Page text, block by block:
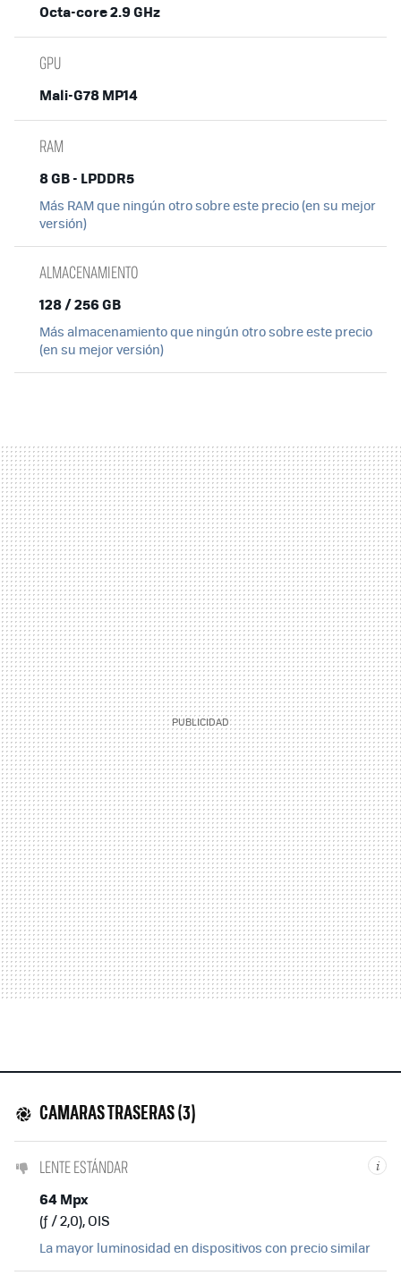
Octa-core 2.9 GHz
GPU
Mali-G78 MP14
RAM
8 GB - LPDDR5
Más RAM que ningún otro sobre este precio (en su mejor
versión)
ALMACENAMIENTO
128 / 256 GB
Más almacenamiento que ningún otro sobre este precio
(en su mejor versión)
CAMARAS TRASERAS (3)
i
LENTE ESTÁNDAR
64 Mpx
(ƒ / 2,0), OIS
La mayor luminosidad en dispositivos con precio similar